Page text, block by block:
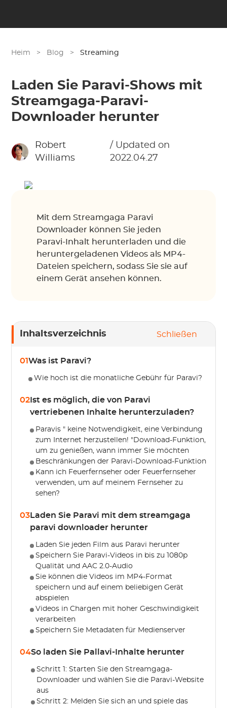
Heim > Blog > Streaming
Laden Sie Paravi-Shows mit
Streamgaga-Paravi-
Downloader herunter
Robert
Williams
/ Updated on
2022.04.27
Mit dem Streamgaga Paravi
Downloader können Sie jeden
Paravi-Inhalt herunterladen und die
heruntergeladenen Videos als MP4-
Dateien speichern, sodass Sie sie auf
einem Gerät ansehen können.
Inhaltsverzeichnis Schließen
01Was ist Paravi?
Wie hoch ist die monatliche Gebühr für Paravi?
02 Ist es möglich, die von Paravi
vertriebenen Inhalte herunterzuladen?
Paravis " keine Notwendigkeit, eine Verbindung
zum Internet herzustellen! "Download-Funktion,
um zu genießen, wann immer Sie möchten
Beschränkungen der Paravi-Download-Funktion
Kann ich Feuerfernseher oder Feuerfernseher
verwenden, um auf meinem Fernseher zu
sehen?
03Laden Sie Paravi mit dem streamgaga
paravi downloader herunter
Laden Sie jeden Film aus Paravi herunter
Speichern Sie Paravi-Videos in bis zu 1080p
Qualität und AAC 2.0-Audio
Sie können die Videos im MP4-Format
speichern und auf einem beliebigen Gerät
abspielen
Videos in Chargen mit hoher Geschwindigkeit
verarbeiten
Speichern Sie Metadaten für Medienserver
04So laden Sie Pallavi-Inhalte herunter
Schritt 1: Starten Sie den Streamgaga-
Downloader und wählen Sie die Paravi-Website
aus
Schritt 2: Melden Sie sich an und spiele das